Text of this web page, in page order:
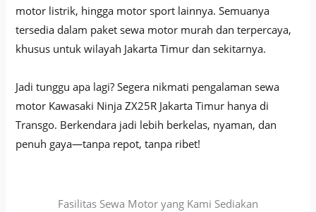
motor listrik, hingga motor sport lainnya. Semuanya
tersedia dalam paket sewa motor murah dan terpercaya,
khusus untuk wilayah Jakarta Timur dan sekitarnya.
Jadi tunggu apa lagi? Segera nikmati pengalaman sewa
motor Kawasaki Ninja ZX25R Jakarta Timur hanya di
Transgo. Berkendara jadi lebih berkelas, nyaman, dan
penuh gaya—tanpa repot, tanpa ribet!
Fasilitas Sewa Motor yang Kami Sediakan